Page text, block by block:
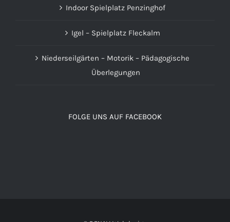
Indoor Spielplatz Penzinghof
Igel – Spielplatz Fleckalm
Niederseilgärten – Motorik – Pädagogische
Überlegungen
FOLGE UNS AUF FACEBOOK